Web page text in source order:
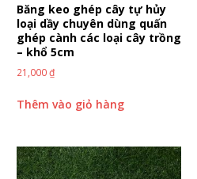
Băng keo ghép cây tự hủy
loại dầy chuyên dùng quấn
ghép cành các loại cây trồng
– khổ 5cm
21,000₫
Thêm vào giỏ hàng